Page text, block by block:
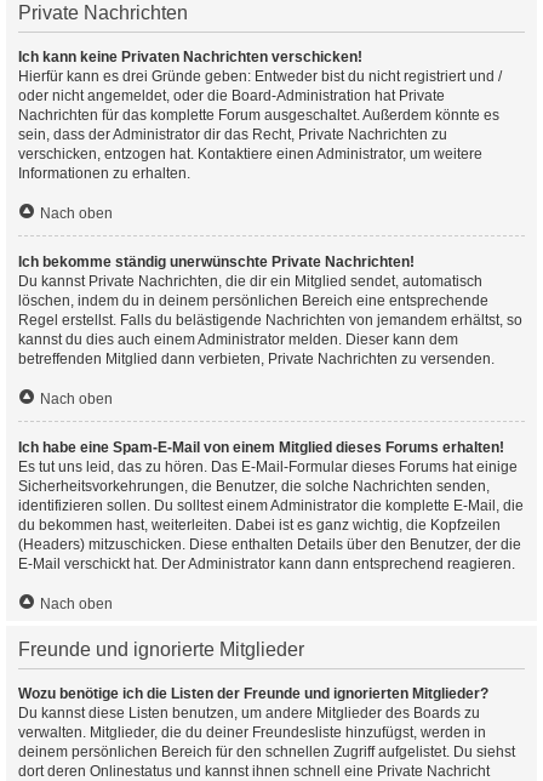
Private Nachrichten
Ich kann keine Privaten Nachrichten verschicken!
Hierfür kann es drei Gründe geben: Entweder bist du nicht registriert und /
oder nicht angemeldet, oder die Board-Administration hat Private
Nachrichten für das komplette Forum ausgeschaltet. Außerdem könnte es
sein, dass der Administrator dir das Recht, Private Nachrichten zu
verschicken, entzogen hat. Kontaktiere einen Administrator, um weitere
Informationen zu erhalten.
Nach oben
Ich bekomme ständig unerwünschte Private Nachrichten!
Du kannst Private Nachrichten, die dir ein Mitglied sendet, automatisch
löschen, indem du in deinem persönlichen Bereich eine entsprechende
Regel erstellst. Falls du belästigende Nachrichten von jemandem erhältst, so
kannst du dies auch einem Administrator melden. Dieser kann dem
betreffenden Mitglied dann verbieten, Private Nachrichten zu versenden.
Nach oben
Ich habe eine Spam-E-Mail von einem Mitglied dieses Forums erhalten!
Es tut uns leid, das zu hören. Das E-Mail-Formular dieses Forums hat einige
Sicherheitsvorkehrungen, die Benutzer, die solche Nachrichten senden,
identifizieren sollen. Du solltest einem Administrator die komplette E-Mail, die
du bekommen hast, weiterleiten. Dabei ist es ganz wichtig, die Kopfzeilen
(Headers) mitzuschicken. Diese enthalten Details über den Benutzer, der die
E-Mail verschickt hat. Der Administrator kann dann entsprechend reagieren.
Nach oben
Freunde und ignorierte Mitglieder
Wozu benötige ich die Listen der Freunde und ignorierten Mitglieder?
Du kannst diese Listen benutzen, um andere Mitglieder des Boards zu
verwalten. Mitglieder, die du deiner Freundesliste hinzufügst, werden in
deinem persönlichen Bereich für den schnellen Zugriff aufgelistet. Du siehst
dort deren Onlinestatus und kannst ihnen schnell eine Private Nachricht